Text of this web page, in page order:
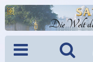
Die Welt